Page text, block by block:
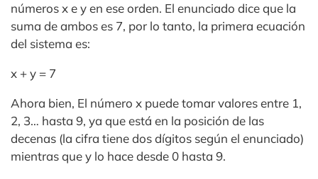
números x e y en ese orden. El enunciado dice que la
suma de ambos es 7, por lo tanto, la primera ecuación
del sistema es:
x + y = 7
Ahora bien, El número x puede tomar valores entre 1,
2, 3… hasta 9, ya que está en la posición de las
decenas (la cifra tiene dos dígitos según el enunciado)
mientras que y lo hace desde 0 hasta 9.